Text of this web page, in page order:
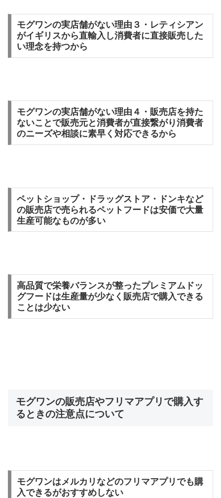
モグワンの実店舗がない理由３・レティシアン
がイギリスから直輸入し消費者に直接販売した
い理念を持つから
モグワンの実店舗がない理由４・販売店を持た
ないことで販売元と消費者が直接繋がり消費者
のニーズや相談に素早く対応できるから
ペットショップ・ドラッグストア・ドンキなど
の販売店で売られるペットフードは安価で大量
生産可能なものが多い
高品質で栄養バランスが整ったプレミアムドッ
グフードは生産量が少なく販売店で購入できる
ことは少ない
モグワンの販売店やフリマアプリで購入す
るときの注意点について
モグワンはメルカリなどのフリマアプリでも購
入できるがおすすめしない